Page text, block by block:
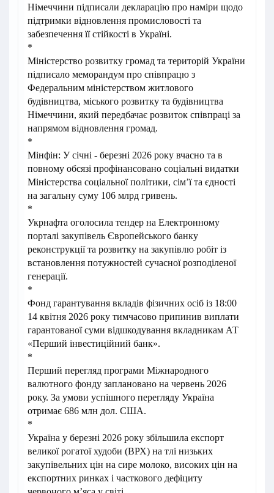
Німеччини підписали декларацію про наміри щодо
підтримки відновлення промисловості та
забезпечення її стійкості в Україні.
*
Міністерство розвитку громад та територій України
підписало меморандум про співпрацю з
Федеральним міністерством житлового
будівництва, міського розвитку та будівництва
Німеччини, який передбачає розвиток співпраці за
напрямом відновлення громад.
*
Мінфін: У січні - березні 2026 року вчасно та в
повному обсязі профінансовано соціальні видатки
Міністерства соціальної політики, сім’ї та єдності
на загальну суму 106 млрд гривень.
*
Укрнафта оголосила тендер на Електронному
порталі закупівель Європейського банку
реконструкції та розвитку на закупівлю робіт із
встановлення потужностей сучасної розподіленої
генерації.
*
Фонд гарантування вкладів фізичних осіб із 18:00
14 квітня 2026 року тимчасово припинив виплати
гарантованої суми відшкодування вкладникам АТ
«Перший інвестиційний банк».
*
Перший перегляд програми Міжнародного
валютного фонду заплановано на червень 2026
року. За умови успішного перегляду Україна
отримає 686 млн дол. США.
*
Україна у березні 2026 року збільшила експорт
великої рогатої худоби (ВРХ) на тлі низьких
закупівельних цін на сире молоко, високих цін на
експортних ринках і часткового дефіциту